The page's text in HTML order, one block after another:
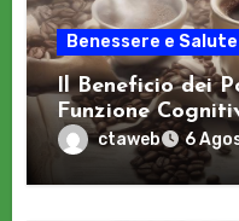
Benessere e Salute
Il Beneficio dei
Funzione
ctaweb 6